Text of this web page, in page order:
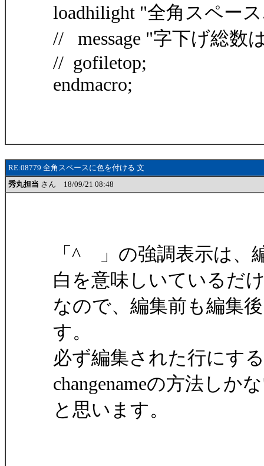
loadhilight "全角スペー
// message "字下げ総数
// gofiletop;
endmacro;
RE:08779 全角スペースに色を付ける 文
秀丸担当 さん 18/09/21 08:48
「^ 」の強調表示は、
白を意味しいているだ
なので、編集前も編集
す。
必ず編集された行にす
changenameの方法しか
と思います。